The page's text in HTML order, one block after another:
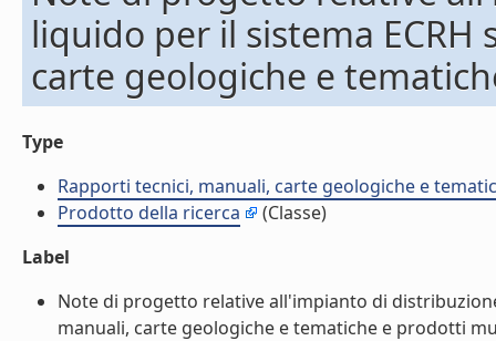
liquido per il sistema
carte geologiche e
Type
Rapporti tecnici, manuali, carte geologiche e
Prodotto della ricerca
(Classe)
Label
Note di progetto relative all'impianto di
manuali, carte geologiche e tematiche e prodotti